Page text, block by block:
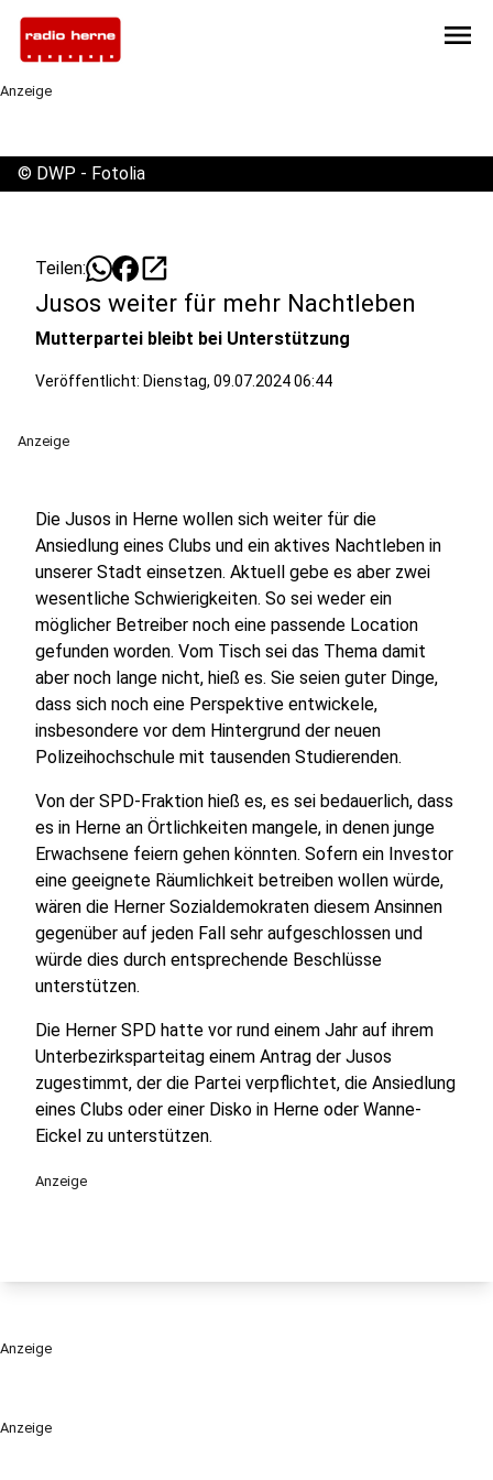
menu
Anzeige
Anzeige
© DWP - Fotolia
Teilen: open_in_new
Jusos weiter für mehr Nachtleben
Mutterpartei bleibt bei Unterstützung
Veröffentlicht: Dienstag, 09.07.2024 06:44
Anzeige
Die Jusos in Herne wollen sich weiter für die
Ansiedlung eines Clubs und ein aktives Nachtleben in
unserer Stadt einsetzen. Aktuell gebe es aber zwei
wesentliche Schwierigkeiten. So sei weder ein
möglicher Betreiber noch eine passende Location
gefunden worden. Vom Tisch sei das Thema damit
aber noch lange nicht, hieß es. Sie seien guter Dinge,
dass sich noch eine Perspektive entwickele,
insbesondere vor dem Hintergrund der neuen
Polizeihochschule mit tausenden Studierenden.
Von der SPD-Fraktion hieß es, es sei bedauerlich, dass
es in Herne an Örtlichkeiten mangele, in denen junge
Erwachsene feiern gehen könnten. Sofern ein Investor
eine geeignete Räumlichkeit betreiben wollen würde,
wären die Herner Sozialdemokraten diesem Ansinnen
gegenüber auf jeden Fall sehr aufgeschlossen und
würde dies durch entsprechende Beschlüsse
unterstützen.
Die Herner SPD hatte vor rund einem Jahr auf ihrem
Unterbezirksparteitag einem Antrag der Jusos
zugestimmt, der die Partei verpflichtet, die Ansiedlung
eines Clubs oder einer Disko in Herne oder Wanne-
Eickel zu unterstützen.
Anzeige
Anzeige